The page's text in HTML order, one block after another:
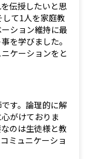
伝授したいと思
て1人を家庭教
ション維持に最
を学びました。
ケーションをと
す。論理的に解
がけておりま
のは生徒様と教
ミュニケーショ